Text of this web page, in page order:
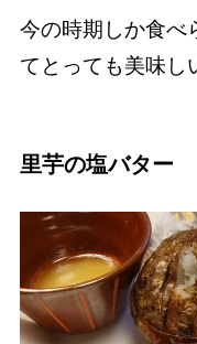
今の時期しか食べ
てとっても美味し
里芋の塩バター